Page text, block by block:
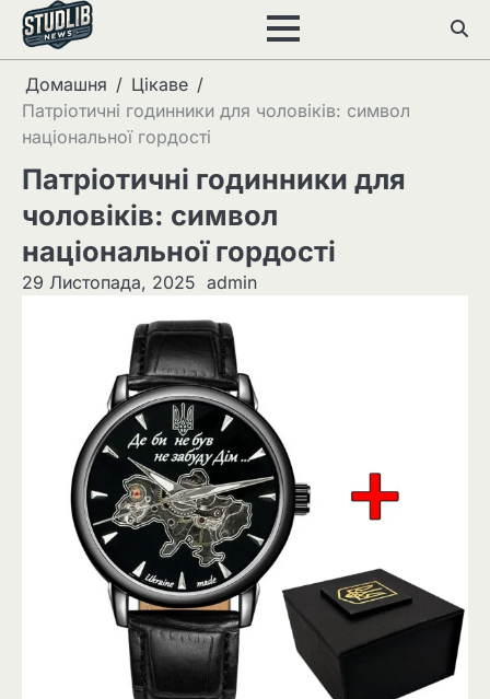
Перейти
вмісту
Домашня
Цікаве
Патріотичні годинники для чоловіків: символ
національної гордості
Патріотичні годинники для
чоловіків: символ
національної гордості
29 Листопада, 2025 admin